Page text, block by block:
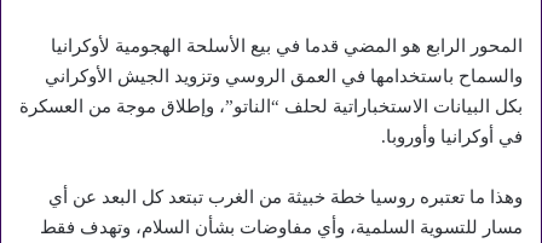
المحور الرابع هو المضي قدما في بيع الأسلحة الهجومية لأوكرانيا
والسماح باستخدامها في العمق الروسي وتزويد الجيش الأوكراني
بكل البيانات الاستخباراتية لحلف “الناتو”، وإطلاق موجة من العسكرة
في أوكرانيا وأوروبا.
وهذا ما تعتبره روسيا خطة خبيثة من الغرب تبتعد كل البعد عن أي
مسار للتسوية السلمية، وأي مفاوضات بشأن السلام، وتهدف فقط